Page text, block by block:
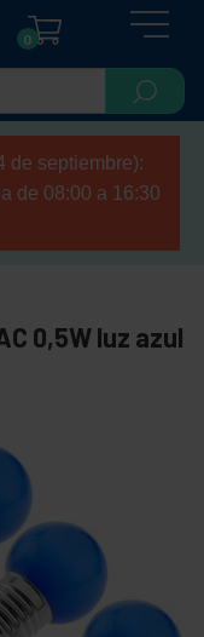
0
de septiembre):
de 08:00 a 16:30
0,5W luz azul